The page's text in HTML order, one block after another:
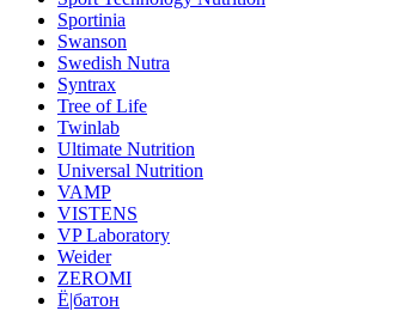
Sportinia
Swanson
Swedish Nutra
Syntrax
Tree of Life
Twinlab
Ultimate Nutrition
Universal Nutrition
VAMP
VISTENS
VP Laboratory
Weider
ZEROMI
Ё|батон